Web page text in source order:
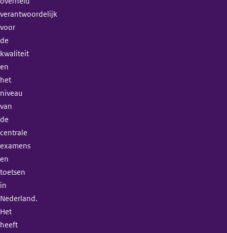
verantwoordelijk
voor
de
kwaliteit
en
het
niveau
van
de
centrale
examens
en
toetsen
in
Nederland.
Het
heeft